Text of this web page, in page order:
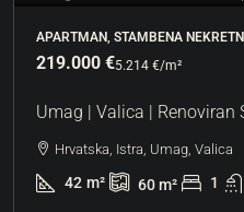
APARTMAN, STAMBENA
219.000 €5.214 €/m²
Umag | Valica | Renoviran
Hrvatska, Istra, Umag, Valica
42 m² 60m² 1